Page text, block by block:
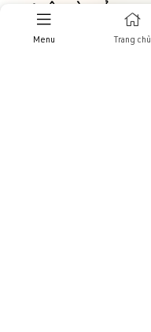
THƯ VIỆN HÌNH ẢNHH
Menu Trang chủ